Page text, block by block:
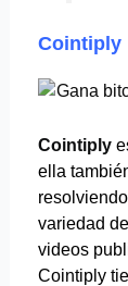
Cointiply
Cointiply
ella
variedad
videos
Cointiply